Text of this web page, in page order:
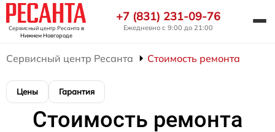
Сервисный центр Ресанта в
Нижнем Новгороде
+7 (831) 231-09-76
Ежедневно с 9:00 до 21:00
Сервисный центр Ресанта Стоимость ремонта
Цены Гарантия
Стоимость ремонта